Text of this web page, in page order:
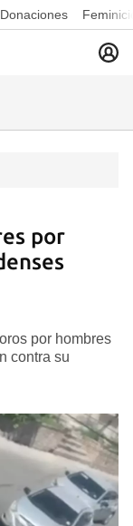
Donaciones
por
por hombres
contra su